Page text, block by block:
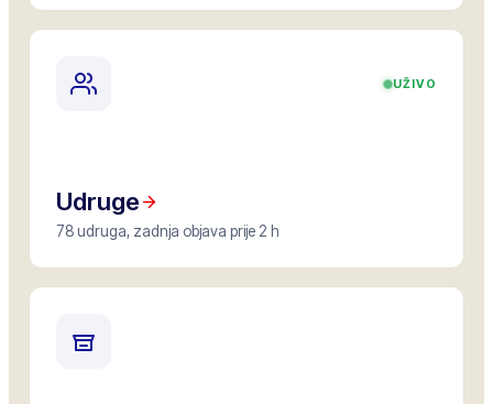
UŽIVO
Udruge
78 udruga, zadnja objava prije 2 h